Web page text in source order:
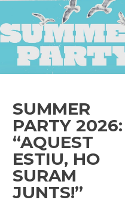
SUMMER
PARTY 2026:
“AQUEST
ESTIU, HO
SURAM
JUNTS!”